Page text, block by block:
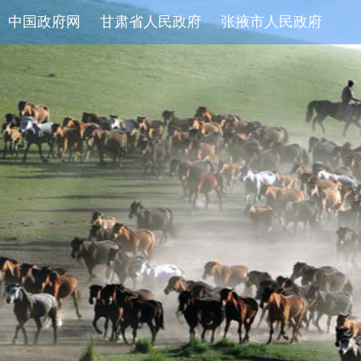
中国政府网 甘肃省人民政府 张掖市人民政府